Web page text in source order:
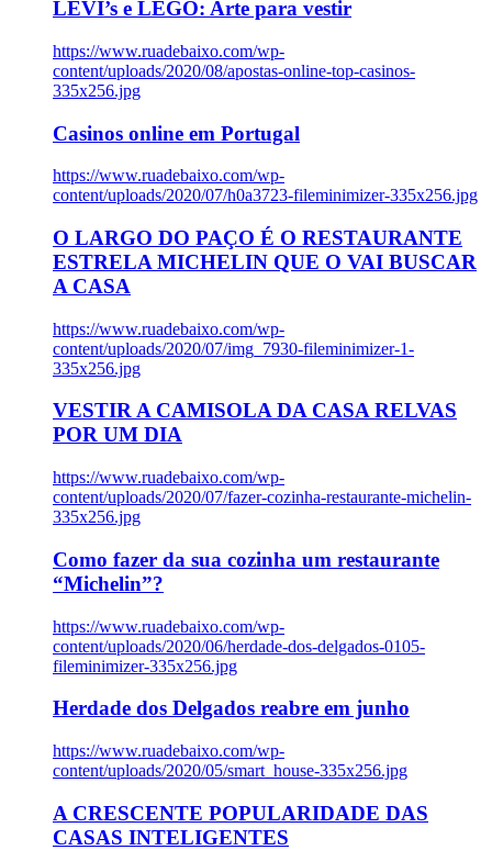
LEVI’s e LEGO: Arte para vestir
https://www.ruadebaixo.com/wp-
content/uploads/2020/08/apostas-online-top-casinos-
335x256.jpg
Casinos online em Portugal
https://www.ruadebaixo.com/wp-
content/uploads/2020/07/h0a3723-fileminimizer-335x256.jpg
O LARGO DO PAÇO É O RESTAURANTE
ESTRELA MICHELIN QUE O VAI BUSCAR
A CASA
https://www.ruadebaixo.com/wp-
content/uploads/2020/07/img_7930-fileminimizer-1-
335x256.jpg
VESTIR A CAMISOLA DA CASA RELVAS
POR UM DIA
https://www.ruadebaixo.com/wp-
content/uploads/2020/07/fazer-cozinha-restaurante-michelin-
335x256.jpg
Como fazer da sua cozinha um restaurante
“Michelin”?
https://www.ruadebaixo.com/wp-
content/uploads/2020/06/herdade-dos-delgados-0105-
fileminimizer-335x256.jpg
Herdade dos Delgados reabre em junho
https://www.ruadebaixo.com/wp-
content/uploads/2020/05/smart_house-335x256.jpg
A CRESCENTE POPULARIDADE DAS
CASAS INTELIGENTES